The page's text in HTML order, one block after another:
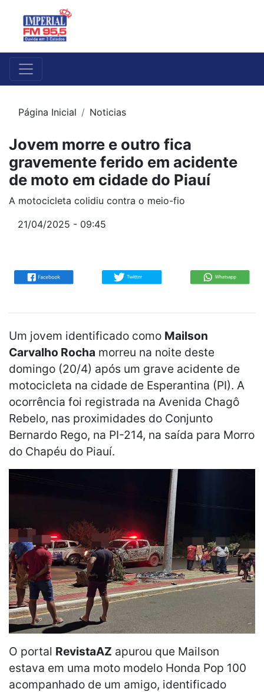
Página Inicial Noticias
Jovem morre e outro fica
gravemente ferido em acidente
de moto em cidade do Piauí
A motocicleta colidiu contra o meio-fio
21/04/2025 - 09:45
Um jovem identificado como Mailson
Carvalho Rocha morreu na noite deste
domingo (20/4) após um grave acidente de
motocicleta na cidade de Esperantina (PI). A
ocorrência foi registrada na Avenida Chagô
Rebelo, nas proximidades do Conjunto
Bernardo Rego, na PI-214, na saída para Morro
do Chapéu do Piauí.
O portal RevistaAZ apurou que Mailson
estava em uma moto modelo Honda Pop 100
acompanhado de um amigo, identificado